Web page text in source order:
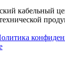
кабельный